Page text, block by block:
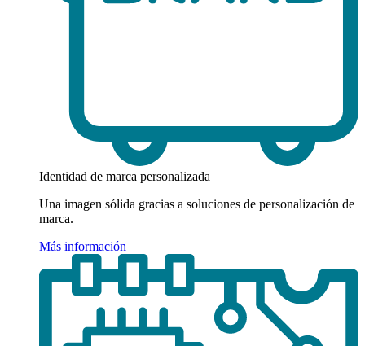
Identidad de marca personalizada
Una imagen sólida gracias a soluciones de personalización de
marca.
Más información